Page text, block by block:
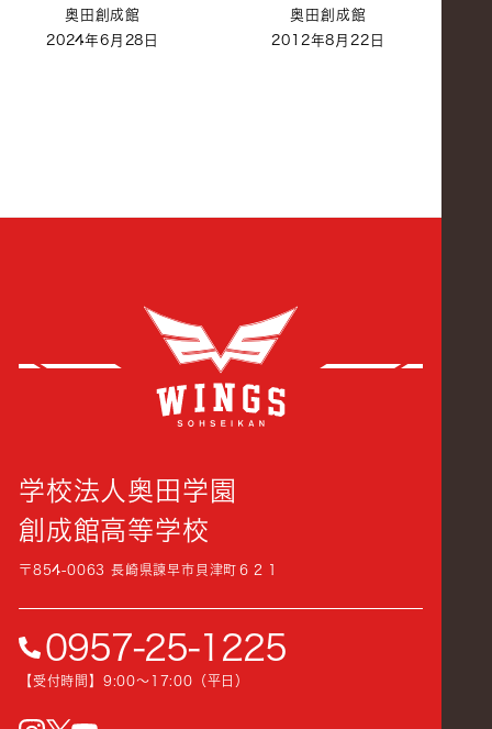
奥田創成館
2024年6月28日
奥田創成館
2012年8月22日
学校法人奥田学園
創成館高等学校
〒854-0063 長崎県諫早市貝津町６２１
0957-25-1225
【受付時間】9:00〜17:00（平日）